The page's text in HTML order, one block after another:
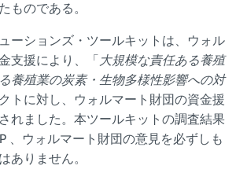
ものである。
ーションズ・ツールキットは、ウォル
支援により、「 大規模な責任ある養殖
養殖業の炭素・生物多様性影響への対
トに対し、ウォルマート財団の資金援
れました。本ツールキットの調査結果
、ウォルマート財団の意見を必ずしも
ありません。